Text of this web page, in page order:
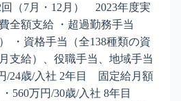
回（7月・12月） 2023年度実
全額支給 ・超過勤務手当
・資格手当（全138種類の資
支給）、役職手当、地域手当
/24歳/入社 2年目 固定給月額
560万円/30歳/入社 8年目